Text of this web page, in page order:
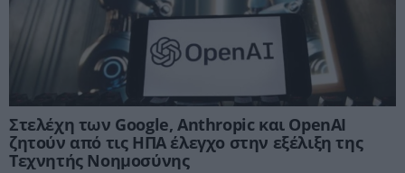
Στελέχη των Google, Anthropic και OpenAI
ζητούν από τις ΗΠΑ έλεγχο στην εξέλιξη της
Τεχνητής Νοημοσύνης